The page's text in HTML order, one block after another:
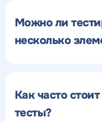
Можно ли
несколько
Как часто
тесты?